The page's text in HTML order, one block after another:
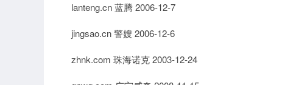
lanteng.cn 蓝腾 2006-12-7
jingsao.cn 警嫂 2006-12-6
zhnk.com 珠海诺克 2003-12-24